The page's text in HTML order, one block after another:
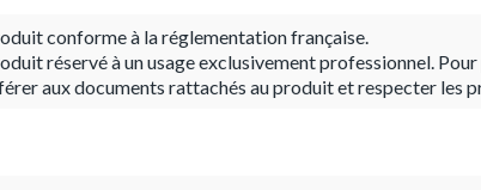
conforme à la réglementation française.
réservé à un usage exclusivement professionnel.
aux documents rattachés au produit et respecter les